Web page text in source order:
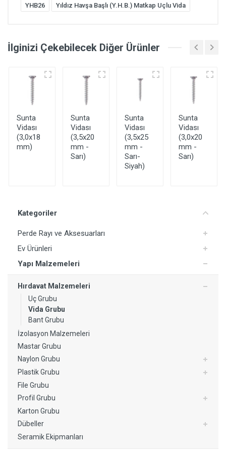
Kategoriler
Perde Rayı ve Aksesuarları
Ev Ürünleri
Yapı Malzemeleri
Hırdavat Malzemeleri
Uç Grubu
Vida Grubu
Bant Grubu
İzolasyon Malzemeleri
Mastar Grubu
Naylon Grubu
Plastik Grubu
File Grubu
Profil Grubu
Karton Grubu
Dübeller
Seramik Ekipmanları
YHB26 Yıldız Havşa Başlı (Y.H.B.) Matkap Uçlu Vida
Yorum Ekle
İlginizi Çekebilecek Diğer Ürünler
Sunta
Vidası
(3,0x18
mm)
Sunta
Vidası
(3,5x20
mm -
Sarı)
Sunta
Vidası
(3,5x25
mm -
Sarı-
Siyah)
Sunta
Vidası
(3,0x20
mm -
Sarı)